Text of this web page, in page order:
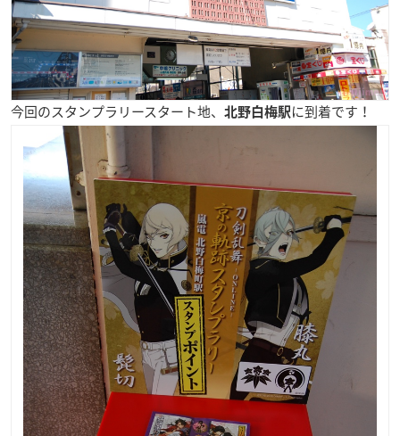
今回のスタンプラリースタート地、 北野白梅駅 に到着です！